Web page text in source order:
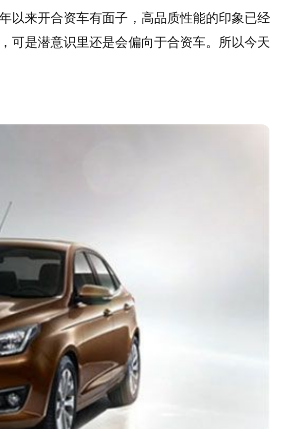
以来开合资车有面子，高品质性能的印象已经
可是潜意识里还是会偏向于合资车。所以今天